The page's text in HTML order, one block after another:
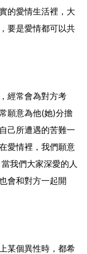
的愛情生活裡，大
要是愛情都可以共
經常會為對方考
願意為他(她)分擔
己所遭遇的苦難一
愛情裡，我們願意
我們大家深愛的人
會和對方一起開
某個異性時，都希